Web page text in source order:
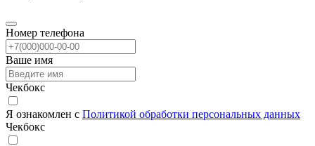
Номер телефона
Ваше имя
Чекбокс
Я ознакомлен с Политикой обработки персональных данных
Чекбокс